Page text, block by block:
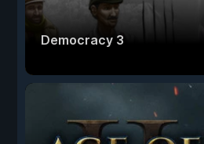
Democracy 3